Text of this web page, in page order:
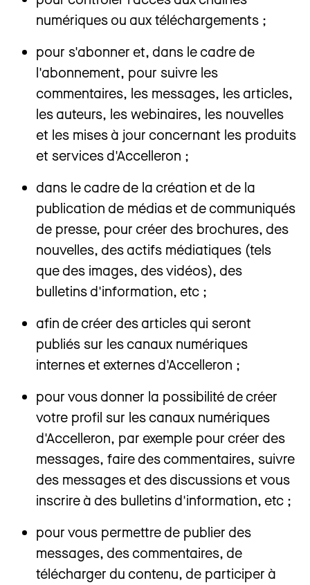
numériques ou aux téléchargements ;
pour s'abonner et, dans le cadre de
l'abonnement, pour suivre les
commentaires, les messages, les articles,
les auteurs, les webinaires, les nouvelles
et les mises à jour concernant les produits
et services d'Accelleron ;
dans le cadre de la création et de la
publication de médias et de communiqués
de presse, pour créer des brochures, des
nouvelles, des actifs médiatiques (tels
que des images, des vidéos), des
bulletins d'information, etc ;
afin de créer des articles qui seront
publiés sur les canaux numériques
internes et externes d'Accelleron ;
pour vous donner la possibilité de créer
votre profil sur les canaux numériques
d'Accelleron, par exemple pour créer des
messages, faire des commentaires, suivre
des messages et des discussions et vous
inscrire à des bulletins d'information, etc ;
pour vous permettre de publier des
messages, des commentaires, de
télécharger du contenu, de participer à